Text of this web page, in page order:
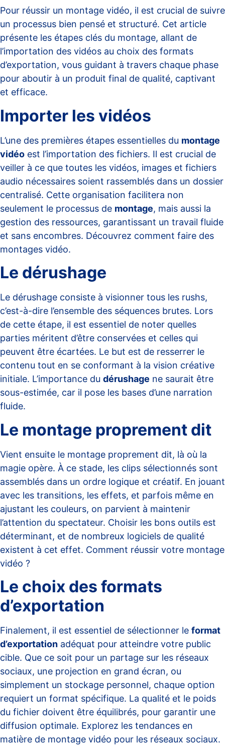
Pour réussir un montage vidéo, il est crucial de suivre
un processus bien pensé et structuré. Cet article
présente les étapes clés du montage, allant de
l’importation des vidéos au choix des formats
d’exportation, vous guidant à travers chaque phase
pour aboutir à un produit final de qualité, captivant
et efficace.
Importer les vidéos
L’une des premières étapes essentielles du montage
vidéo est l’importation des fichiers. Il est crucial de
veiller à ce que toutes les vidéos, images et fichiers
audio nécessaires soient rassemblés dans un dossier
centralisé. Cette organisation facilitera non
seulement le processus de montage, mais aussi la
gestion des ressources, garantissant un travail fluide
et sans encombres. Découvrez comment faire des
montages vidéo.
Le dérushage
Le dérushage consiste à visionner tous les rushs,
c’est-à-dire l’ensemble des séquences brutes. Lors
de cette étape, il est essentiel de noter quelles
parties méritent d’être conservées et celles qui
peuvent être écartées. Le but est de resserrer le
contenu tout en se conformant à la vision créative
initiale. L’importance du dérushage ne saurait être
sous-estimée, car il pose les bases d’une narration
fluide.
Le montage proprement dit
Vient ensuite le montage proprement dit, là où la
magie opère. À ce stade, les clips sélectionnés sont
assemblés dans un ordre logique et créatif. En jouant
avec les transitions, les effets, et parfois même en
ajustant les couleurs, on parvient à maintenir
l’attention du spectateur. Choisir les bons outils est
déterminant, et de nombreux logiciels de qualité
existent à cet effet. Comment réussir votre montage
vidéo ?
Le choix des formats
d’exportation
Finalement, il est essentiel de sélectionner le format
d’exportation adéquat pour atteindre votre public
cible. Que ce soit pour un partage sur les réseaux
sociaux, une projection en grand écran, ou
simplement un stockage personnel, chaque option
requiert un format spécifique. La qualité et le poids
du fichier doivent être équilibrés, pour garantir une
diffusion optimale. Explorez les tendances en
matière de montage vidéo pour les réseaux sociaux.